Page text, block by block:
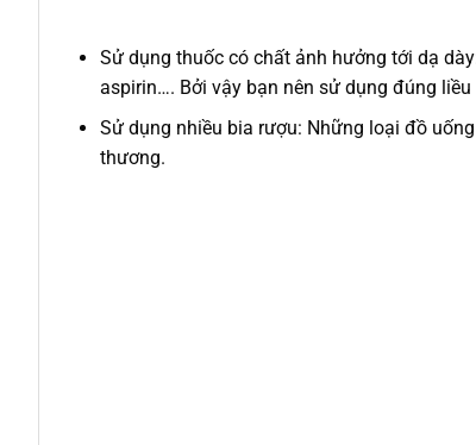
Sử dụng thuốc có chất ảnh hưởng tới dạ
aspirin…. Bởi vậy bạn nên sử dụng đúng
Sử dụng nhiều bia rượu: Những loại đồ
thương.